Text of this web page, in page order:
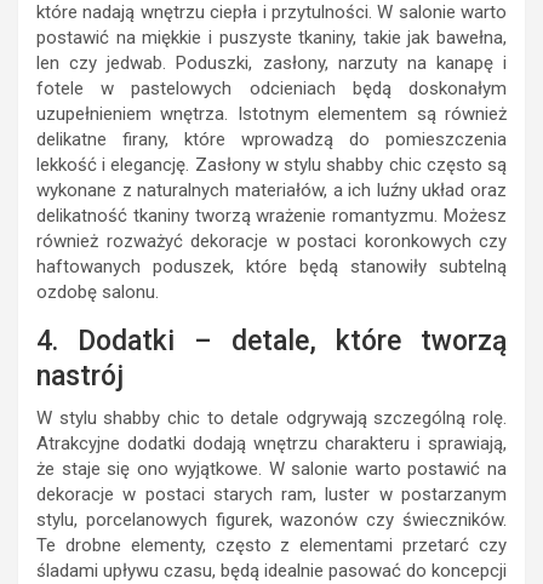
które nadają wnętrzu ciepła i przytulności. W salonie warto
postawić na miękkie i puszyste tkaniny, takie jak bawełna,
len czy jedwab. Poduszki, zasłony, narzuty na kanapę i
fotele w pastelowych odcieniach będą doskonałym
uzupełnieniem wnętrza. Istotnym elementem są również
delikatne firany, które wprowadzą do pomieszczenia
lekkość i elegancję. Zasłony w stylu shabby chic często są
wykonane z naturalnych materiałów, a ich luźny układ oraz
delikatność tkaniny tworzą wrażenie romantyzmu. Możesz
również rozważyć dekoracje w postaci koronkowych czy
haftowanych poduszek, które będą stanowiły subtelną
ozdobę salonu.
4. Dodatki – detale, które tworzą
nastrój
W stylu shabby chic to detale odgrywają szczególną rolę.
Atrakcyjne dodatki dodają wnętrzu charakteru i sprawiają,
że staje się ono wyjątkowe. W salonie warto postawić na
dekoracje w postaci starych ram, luster w postarzanym
stylu, porcelanowych figurek, wazonów czy świeczników.
Te drobne elementy, często z elementami przetarć czy
śladami upływu czasu, będą idealnie pasować do koncepcji